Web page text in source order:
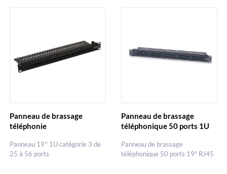
Panneau de brassage
téléphonie
Panneau 19'' 1U catégorie 3 de
25 à 56 ports
Panneau de brassage
téléphonique 50 ports 1U
Panneau de brassage
téléphonique 50 ports 19" RJ45